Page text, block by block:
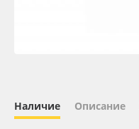
Наличие Описание